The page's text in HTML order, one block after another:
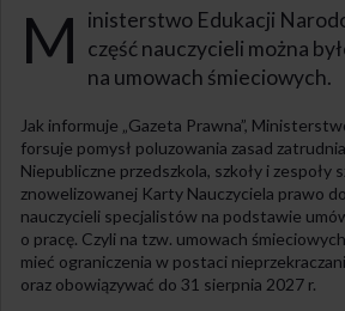
M
inisterstwo Edukacji
część nauczycieli można
na umowach śmieciowych.
Jak informuje „Gazeta Prawna”,
forsuje pomysł poluzowania zasad
Niepubliczne przedszkola, szkoły i zespoły
znowelizowanej Karty Nauczyciela prawo
nauczycieli specjalistów na podstawie
o pracę. Czyli na tzw. umowach
mieć ograniczenia w postaci
oraz obowiązywać do 31 sierpnia 2027 r.